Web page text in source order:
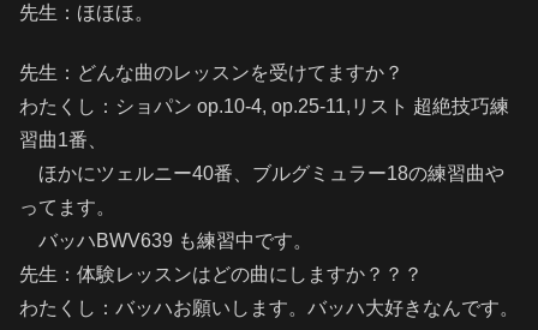
先生：ほほほ。
先生：どんな曲のレッスンを受けてますか？
わたくし：ショパン op.10-4, op.25-11,リスト 超絶技巧練
習曲1番、
ほかにツェルニー40番、ブルグミュラー18の練習曲や
ってます。
バッハBWV639 も練習中です。
先生：体験レッスンはどの曲にしますか？？？
わたくし：バッハお願いします。バッハ大好きなんです。